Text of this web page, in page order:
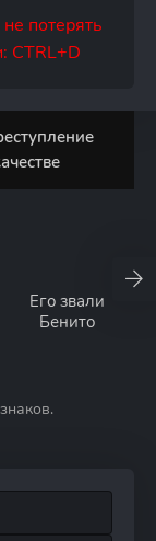
потерять
CTRL+D
Его звали
Бенито